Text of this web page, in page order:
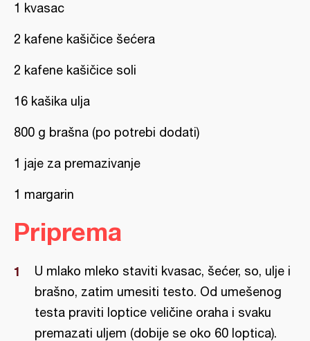
1 kvasac
2 kafene kašičice šećera
2 kafene kašičice soli
16 kašika ulja
800 g brašna (po potrebi dodati)
1 jaje za premazivanje
1 margarin
Priprema
U mlako mleko staviti kvasac, šećer, so, ulje i
brašno, zatim umesiti testo. Od umešenog
testa praviti loptice veličine oraha i svaku
premazati uljem (dobije se oko 60 loptica).